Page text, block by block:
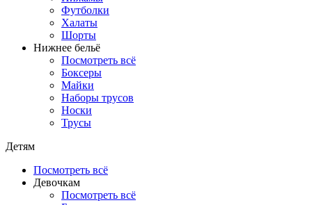
Футболки
Халаты
Шорты
Нижнее бельё
Посмотреть всё
Боксеры
Майки
Наборы трусов
Носки
Трусы
Детям
Посмотреть всё
Девочкам
Посмотреть всё